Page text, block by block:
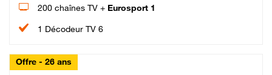
200 chaînes TV + Eurosport 1
1 Décodeur TV 6
Offre - 26 ans